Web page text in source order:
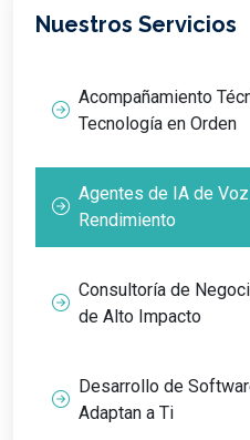
Nuestros Servicios
Acompañamiento
Tecnología en Orden
Agentes de IA de
Rendimiento
Consultoría de
de Alto Impacto
Desarrollo de
Adaptan a Ti